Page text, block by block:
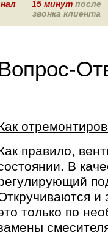
15 минут после
звонка клиента
правило,
В
и
только по